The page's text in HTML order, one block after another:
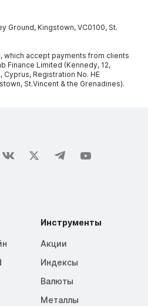
Ground, Kingstown, VC0100, St.
which accept payments from clients
Finance Limited (Kennedy, 12,
Cyprus, Registration No. HE
St.Vincent & the Grenadines).
Инструменты
Акции
Индексы
Валюты
Металлы